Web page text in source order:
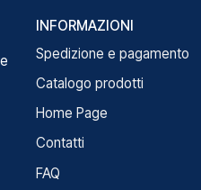
INFORMAZIONI
Spedizione e pagamento
Catalogo prodotti
Home Page
Contatti
FAQ